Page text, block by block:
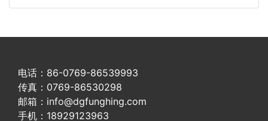
电话：86-0769-86539993
传真：0769-86530298
邮箱：info@dgfunghing.com
手机：18929123963